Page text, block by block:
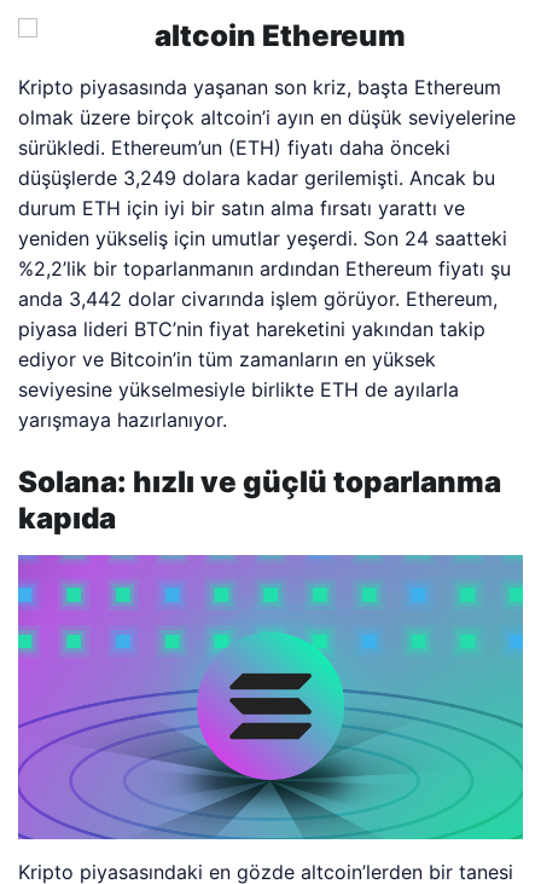
Kripto piyasasında yaşanan son kriz, başta Ethereum
olmak üzere birçok altcoin’i ayın en düşük seviyelerine
sürükledi. Ethereum’un (ETH) fiyatı daha önceki
düşüşlerde 3,249 dolara kadar gerilemişti. Ancak bu
durum ETH için iyi bir satın alma fırsatı yarattı ve
yeniden yükseliş için umutlar yeşerdi. Son 24 saatteki
%2,2’lik bir toparlanmanın ardından Ethereum fiyatı şu
anda 3,442 dolar civarında işlem görüyor. Ethereum,
piyasa lideri BTC’nin fiyat hareketini yakından takip
ediyor ve Bitcoin’in tüm zamanların en yüksek
seviyesine yükselmesiyle birlikte ETH de ayılarla
yarışmaya hazırlanıyor.
Solana: hızlı ve güçlü toparlanma
kapıda
Kripto piyasasındaki en gözde altcoin’lerden bir tanesi